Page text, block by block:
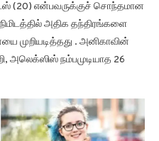
(20) என்பவருக்குச் சொந்தமான
அதிக தந்திரங்களை
முறியடித்தது . அனிகாவின்
அலெக்ஸிஸ் நம்பமுடியாத 26